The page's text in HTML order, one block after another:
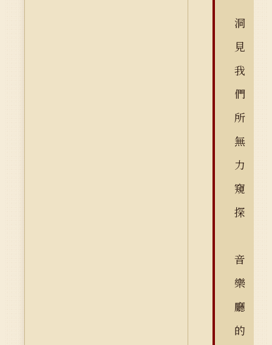
洞
見
我
們
所
無
力
窺
探
音
樂
廳
的